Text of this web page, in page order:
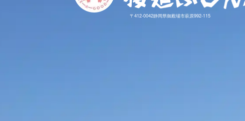
〒412-0042静岡県御殿場市萩原992-115